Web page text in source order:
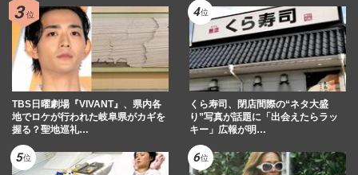
TBS日曜劇場『VIVANT』、県内各
地でロケが行われた岐阜県がカギを
握る？聖地巡礼…
くら寿司、閉店間際の“ネタ大盛
り”写真が話題に「出会えたらラッ
キー」広報が明…